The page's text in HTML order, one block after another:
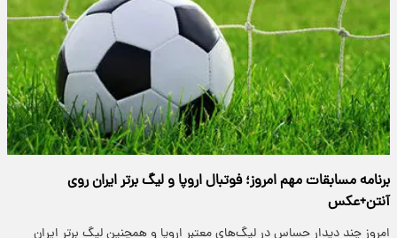
برنامه مسابقات مهم امروز؛ فوتبال اروپا و لیگ برتر ایران روی
آنتن+عکس
امروز چند دیدار حساس در لیگ‌های معتبر اروپا و همچنین لیگ برتر ایران